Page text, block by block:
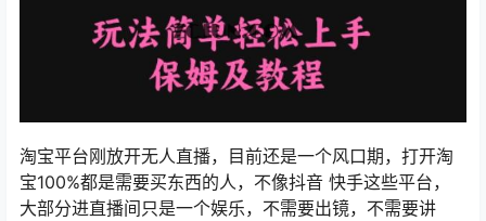
淘宝平台刚放开无人直播，目前还是一个风口期，打开淘
宝100%都是需要买东西的人，不像抖音 快手这些平台，
大部分进直播间只是一个娱乐，不需要出镜，不需要讲